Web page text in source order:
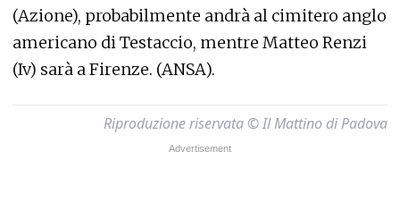
(Azione), probabilmente andrà al cimitero anglo
americano di Testaccio, mentre Matteo Renzi
(Iv) sarà a Firenze. (ANSA).
Riproduzione riservata © Il Mattino di Padova